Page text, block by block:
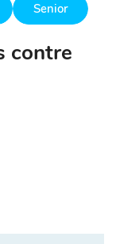
Senior
contre